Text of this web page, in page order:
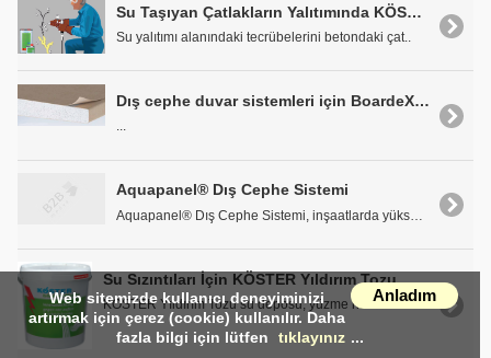
Su Taşıyan Çatlakların Yalıtımında KÖSTER KB-Pur IN7
Su yalıtımı alanındaki tecrübelerini betondaki çat..
Dış cephe duvar sistemleri için BoardeX Dış Cephe Kaplama Levhası
...
Aquapanel® Dış Cephe Sistemi
Su Sızıntıları İçin KÖSTER Yıldırım Tozu
KÖSTER Yıldırım Tozu su deposu, yüzme havuzu ve bo..
Anladım
Web sitemizde kullanıcı deneyiminizi
artırmak için çerez (cookie) kullanılır. Daha
fazla bilgi için lütfen
tıklayınız ...